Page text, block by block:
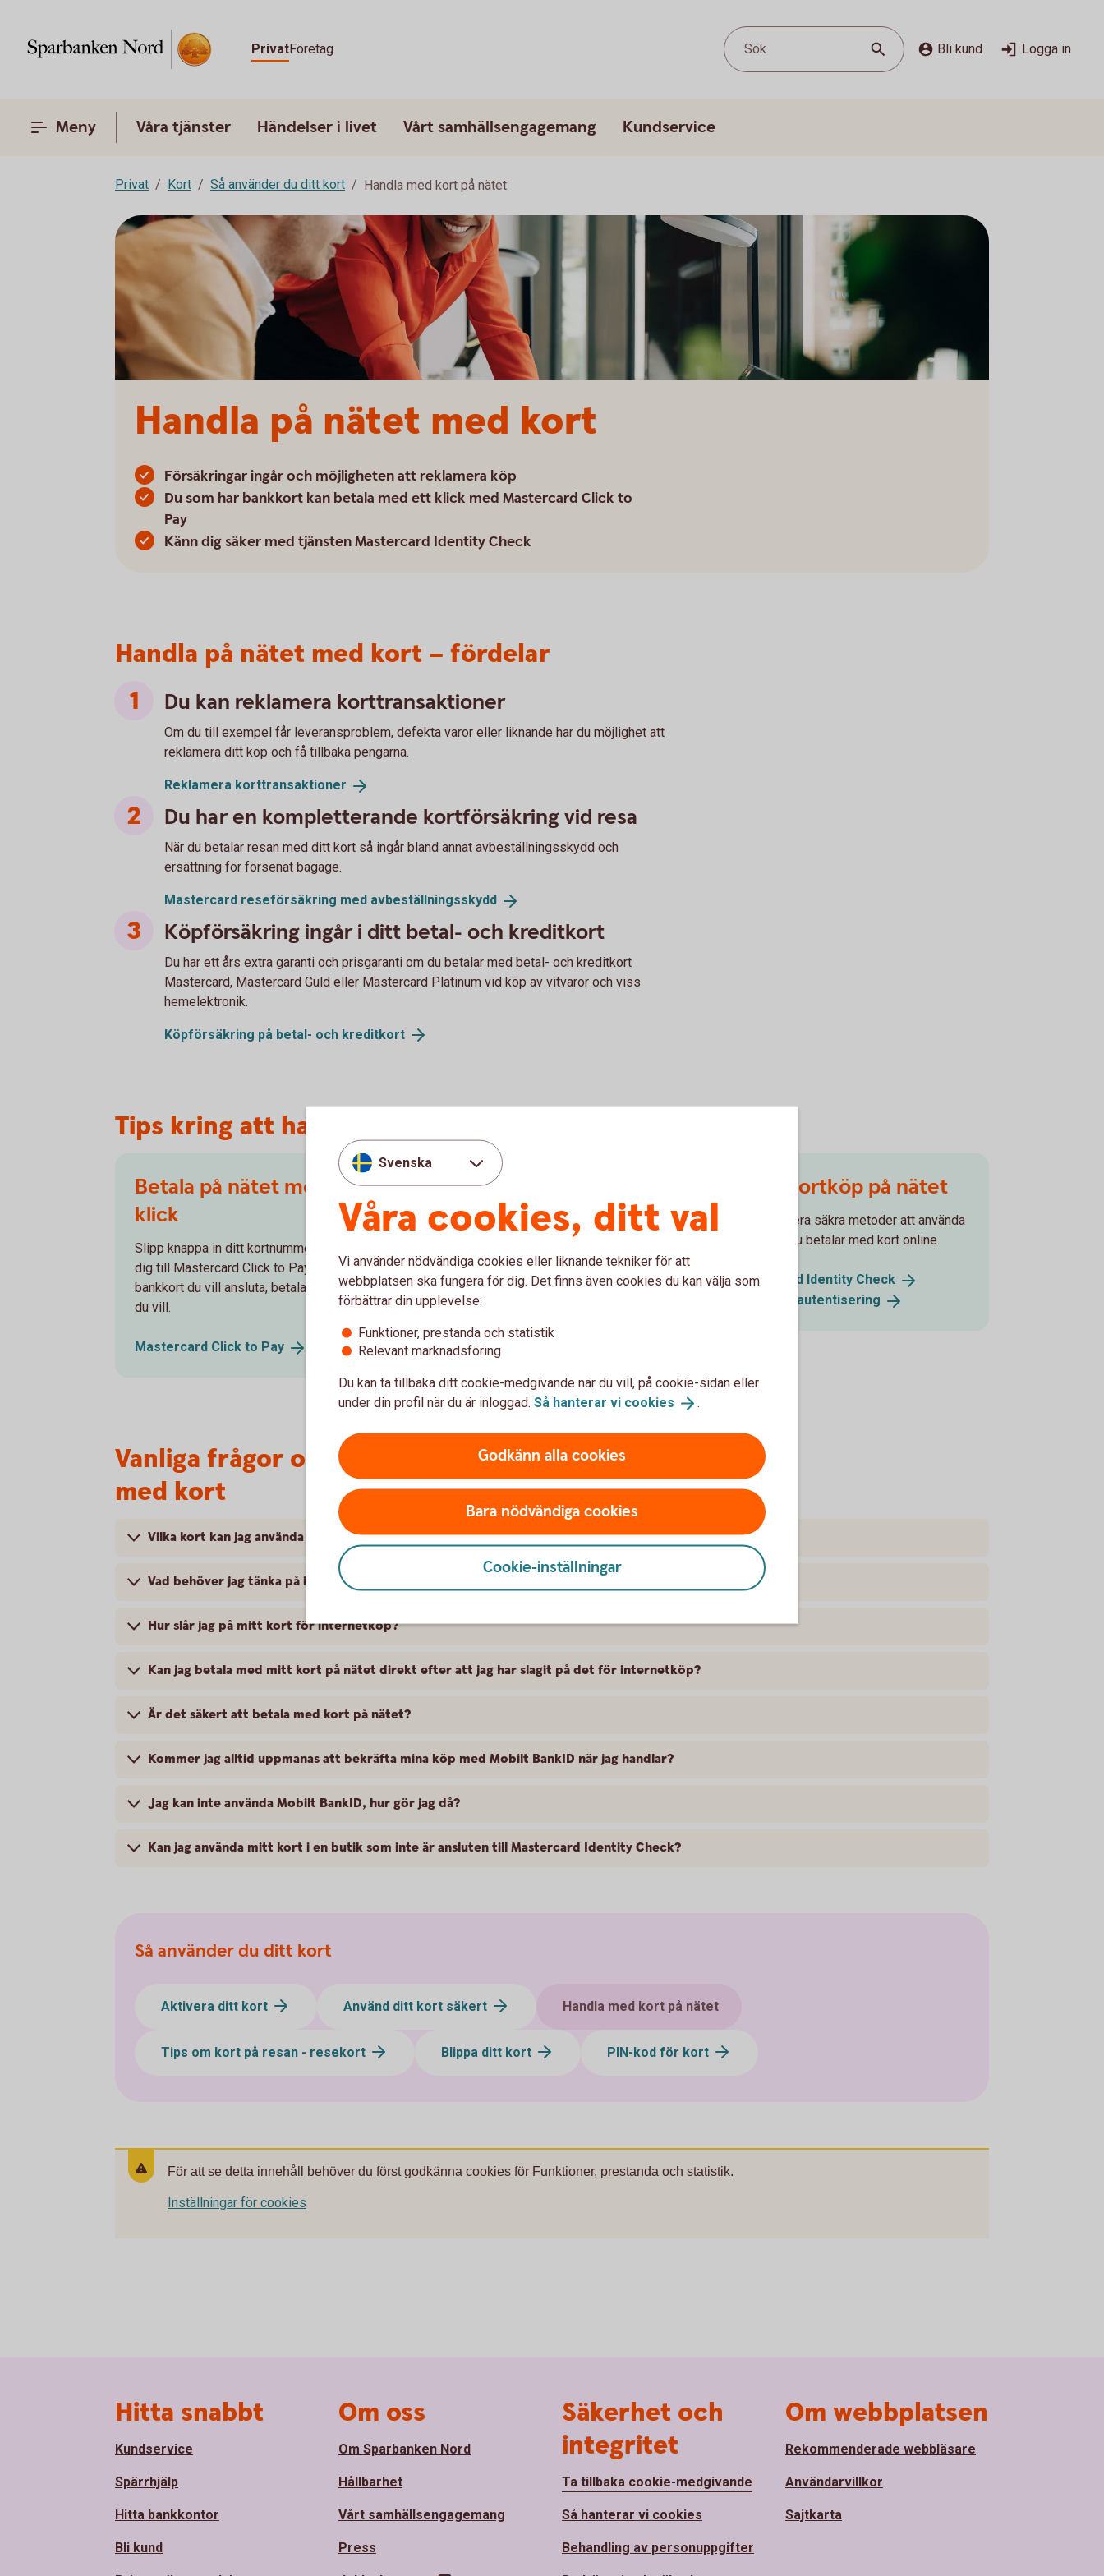
PrivatFöretag Sök Bli kund Logga in
Meny Våra tjänster Händelser i livet Vårt samhällsengagemang Kundservice
Privat Kort Så använder du ditt kort Handla med kort på nätet
Handla på nätet med kort
Försäkringar ingår och möjligheten att reklamera köp
Du som har bankkort kan betala med ett klick med Mastercard Click to
Pay
Känn dig säker med tjänsten Mastercard Identity Check
Handla på nätet med kort – fördelar
Du kan reklamera korttransaktioner
Om du till exempel får leveransproblem, defekta varor eller liknande har du möjlighet att
reklamera ditt köp och få tillbaka pengarna.
Reklamera korttransaktioner
Du har en kompletterande kortförsäkring vid resa
När du betalar resan med ditt kort så ingår bland annat avbeställningsskydd och
ersättning för försenat bagage.
Mastercard reseförsäkring med avbeställningsskydd
Köpförsäkring ingår i ditt betal- och kreditkort
Du har ett års extra garanti och prisgaranti om du betalar med betal- och kreditkort
Mastercard, Mastercard Guld eller Mastercard Platinum vid köp av vitvaror och viss
hemelektronik.
Köpförsäkring på betal- och kreditkort
Tips kring att handla på nätet med kort
Betala på nätet med ett
klick
Slipp knappa in ditt kortnummer – anslut
dig till Mastercard Click to Pay. Välj vilka
bankkort du vill ansluta, betala med det
du vill.
Mastercard Click to Pay
Slå på/av ditt kort för
internetköp
slå på ditt kort för internetköp, det gör du
enkelt i internetbanken eller i appen.
Slå på/av ditt kort för
Säkra kortköp på nätet
Det finns flera säkra metoder att använda
sig av när du betalar med kort online.
Mastercard Identity Check
kundautentisering
Vanliga frågor och svar om att handla på nätet
med kort
Vilka kort kan jag använda för internetköp?
Vad behöver jag tänka på innan jag handlar med mitt kort på nätet?
Hur slår jag på mitt kort för internetköp?
Kan jag betala med mitt kort på nätet direkt efter att jag har slagit på det för internetköp?
Är det säkert att betala med kort på nätet?
Kommer jag alltid uppmanas att bekräfta mina köp med Mobilt BankID när jag handlar?
Jag kan inte använda Mobilt BankID, hur gör jag då?
Kan jag använda mitt kort i en butik som inte är ansluten till Mastercard Identity Check?
Så använder du ditt kort
Aktivera ditt kort Använd ditt kort säkert Handla med kort på nätet
Tips om kort på resan - resekort Blippa ditt kort PIN-kod för kort
För att se detta innehåll behöver du först godkänna cookies för Funktioner, prestanda och statistik.
Inställningar för cookies
Svenska
Våra cookies, ditt val
Vi använder nödvändiga cookies eller liknande tekniker för att
webbplatsen ska fungera för dig. Det finns även cookies du kan välja som
förbättrar din upplevelse:
Funktioner, prestanda och statistik
Relevant marknadsföring
Du kan ta tillbaka ditt cookie-medgivande när du vill, på cookie-sidan eller
under din profil när du är inloggad. Så hanterar vi cookies .
Godkänn alla cookies
Bara nödvändiga cookies
Cookie-inställningar
Hitta snabbt
Kundservice
Spärrhjälp
Hitta bankkontor
Bli kund
Om oss
Om Sparbanken Nord
Hållbarhet
Vårt samhällsengagemang
Press
Säkerhet och
integritet
Ta tillbaka cookie-medgivande
Så hanterar vi cookies
Behandling av personuppgifter
Om webbplatsen
Rekommenderade webbläsare
Användarvillkor
Sajtkarta